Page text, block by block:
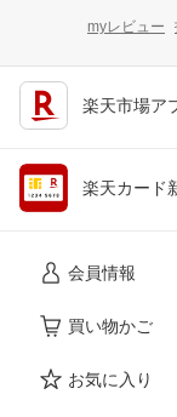
myレビュー
楽天市場ア
楽天カード
会員情報
買い物かご
お気に入り